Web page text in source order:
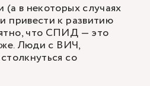
в некоторых случаях
привести к развитию
что СПИД — это
же. Люди с ВИЧ,
со